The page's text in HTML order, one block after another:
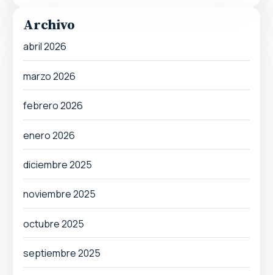
Archivo
abril 2026
marzo 2026
febrero 2026
enero 2026
diciembre 2025
noviembre 2025
octubre 2025
septiembre 2025